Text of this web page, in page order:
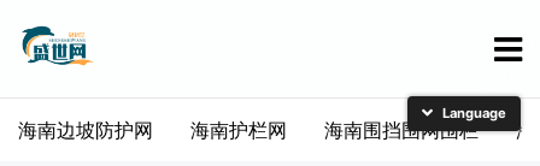
海南边坡防护网 海南护栏网 海南围挡围网围栏 海
简体中文